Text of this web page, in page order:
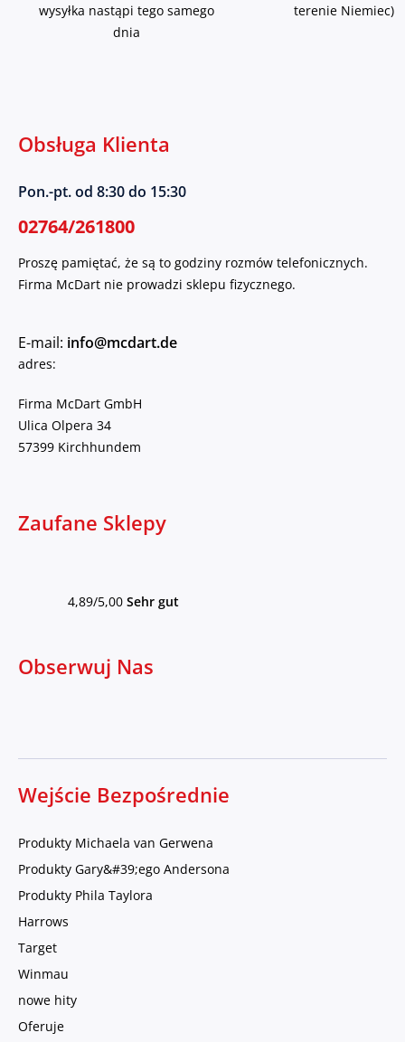
wysyłka nastąpi tego samego
dnia
terenie Niemiec)
Obsługa Klienta
Pon.-pt. od 8:30 do 15:30
02764/261800
Proszę pamiętać, że są to godziny rozmów telefonicznych.
Firma McDart nie prowadzi sklepu fizycznego.
E-mail: info@mcdart.de
adres:
Firma McDart GmbH
Ulica Olpera 34
57399 Kirchhundem
Zaufane Sklepy
4,89/5,00 Sehr gut
Obserwuj Nas
Wejście Bezpośrednie
Produkty Michaela van Gerwena
Produkty Gary&#39;ego Andersona
Produkty Phila Taylora
Harrows
Target
Winmau
nowe hity
Oferuje